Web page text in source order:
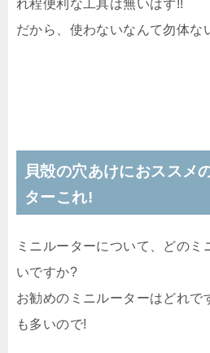
れ程便利な工具は無いはず!!
だから、使わないなんて勿体な
貝殻の穴あけにおススメ
ターこれ!
ミニルーターについて、どのミ
いですか?
お勧めのミニルーターはどれで
も多いので!